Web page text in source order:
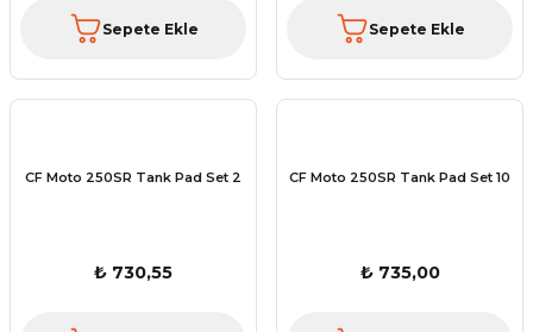
Sepete Ekle Sepete Ekle
CF Moto 250SR Tank Pad Set 2
₺ 730,55
CF Moto 250SR Tank Pad Set 10
₺ 735,00